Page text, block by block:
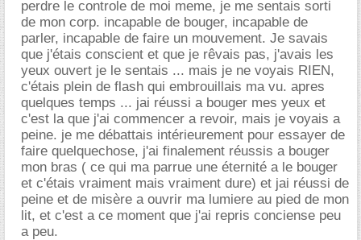
perdre le controle de moi meme, je me sentais sorti
de mon corp. incapable de bouger, incapable de
parler, incapable de faire un mouvement. Je savais
que j'étais conscient et que je rêvais pas, j'avais les
yeux ouvert je le sentais ... mais je ne voyais RIEN,
c'étais plein de flash qui embrouillais ma vu. apres
quelques temps ... jai réussi a bouger mes yeux et
c'est la que j'ai commencer a revoir, mais je voyais a
peine. je me débattais intérieurement pour essayer de
faire quelquechose, j'ai finalement réussis a bouger
mon bras ( ce qui ma parrue une éternité a le bouger
et c'étais vraiment mais vraiment dure) et jai réussi de
peine et de misère a ouvrir ma lumiere au pied de mon
lit, et c'est a ce moment que j'ai repris conciense peu
a peu.